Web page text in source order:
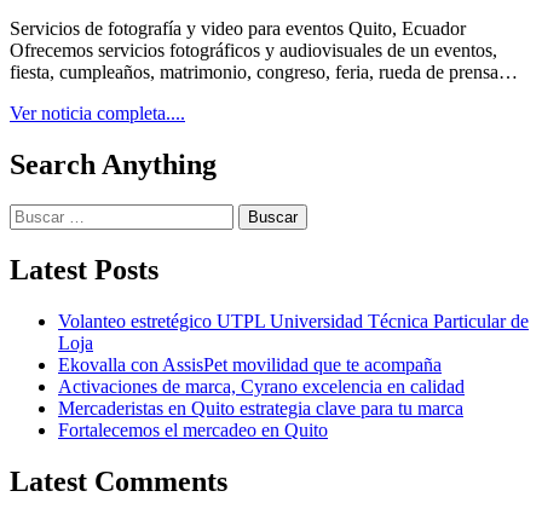
Servicios de fotografía y video para eventos Quito, Ecuador
Ofrecemos servicios fotográficos y audiovisuales de un eventos,
fiesta, cumpleaños, matrimonio, congreso, feria, rueda de prensa…
Ver noticia completa....
Search Anything
Latest Posts
Volanteo estretégico UTPL Universidad Técnica Particular de
Loja
Ekovalla con AssisPet movilidad que te acompaña
Activaciones de marca, Cyrano excelencia en calidad
Mercaderistas en Quito estrategia clave para tu marca
Fortalecemos el mercadeo en Quito
Latest Comments